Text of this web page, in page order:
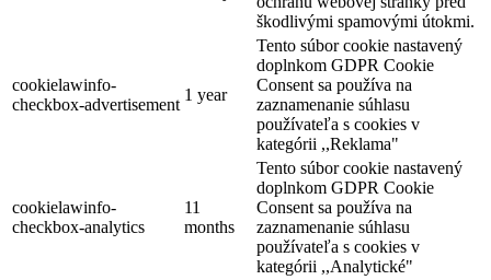
škodlivými spamovými útokmi.
cookielawinfo-
checkbox-advertisement
1 year
Tento súbor cookie nastavený
doplnkom GDPR Cookie
Consent sa používa na
zaznamenanie súhlasu
používateľa s cookies v
kategórii ,,Reklama"
cookielawinfo-
checkbox-analytics
11
months
Tento súbor cookie nastavený
doplnkom GDPR Cookie
Consent sa používa na
zaznamenanie súhlasu
používateľa s cookies v
kategórii ,,Analytické"